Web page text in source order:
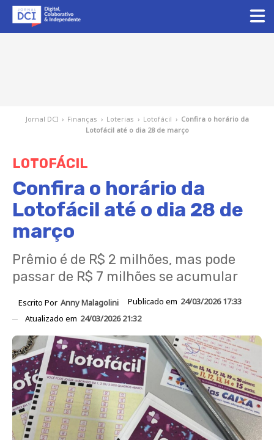
Jornal DCI › Finanças › Loterias › Lotofácil › Confira o horário da
Lotofácil até o dia 28 de março
LOTOFÁCIL
Confira o horário da
Lotofácil até o dia 28 de
março
Prêmio é de R$ 2 milhões, mas pode
passar de R$ 7 milhões se acumular
Escrito Por Anny Malagolini Publicado em 24/03/2026 17:33
Atualizado em 24/03/2026 21:32